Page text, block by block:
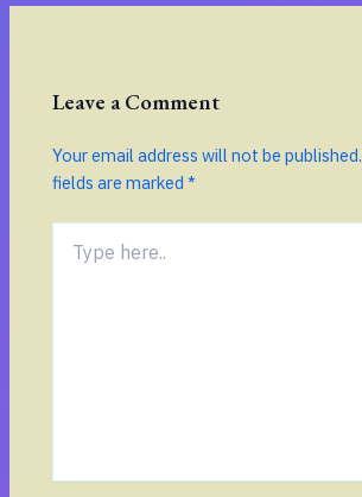
Leave a Comment
Your email address will not be published.
fields are marked*
here..